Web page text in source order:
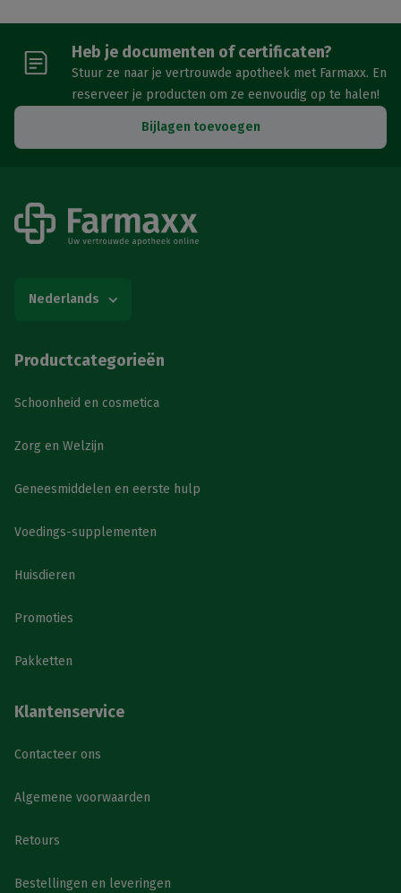
Heb je documenten of certificaten?
Stuur ze naar je vertrouwde apotheek met Farmaxx. En
reserveer je producten om ze eenvoudig op te halen!
Bijlagen toevoegen
Nederlands
Productcategorieën
Schoonheid en cosmetica
Zorg en Welzijn
Geneesmiddelen en eerste hulp
Voedings-supplementen
Huisdieren
Promoties
Pakketten
Klantenservice
Contacteer ons
Algemene voorwaarden
Retours
Bestellingen en leveringen